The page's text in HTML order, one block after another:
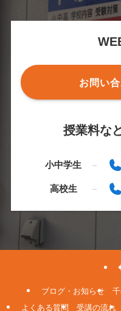
お問い
授業料な
小中学生
高校生
ブログ・お知らせ
よくある質問
受講の流れ